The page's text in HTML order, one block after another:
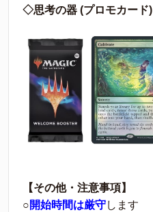
◇思考の器 (プロモカード)
【その他・注意事項】
○開始時間は厳守します